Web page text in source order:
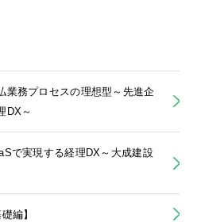
業務プロセスの理想型～先進企
DX～
で実現する経理DX～大成建設
編】